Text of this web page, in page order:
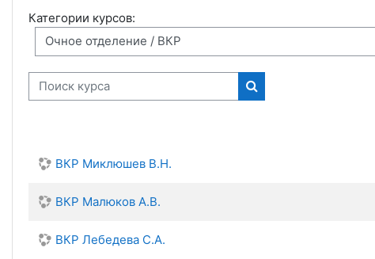
Категории курсов:
Поиск курса
Поиск курса
ВКР Миклюшев В.Н.
ВКР Малюков А.В.
ВКР Лебедева С.А.